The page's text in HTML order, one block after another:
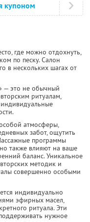
купоном
где можно отдохнуть,
по песку. Салон
в нескольких шагах от
— это не обычный
ритуалам,
атмосферы,
забот, ощутить
программы
также влияют на ваше
баланс. Уникальное
методик и
совершенно особыми
индивидуально
эфирных масел,
ритуала. Эти
нужное